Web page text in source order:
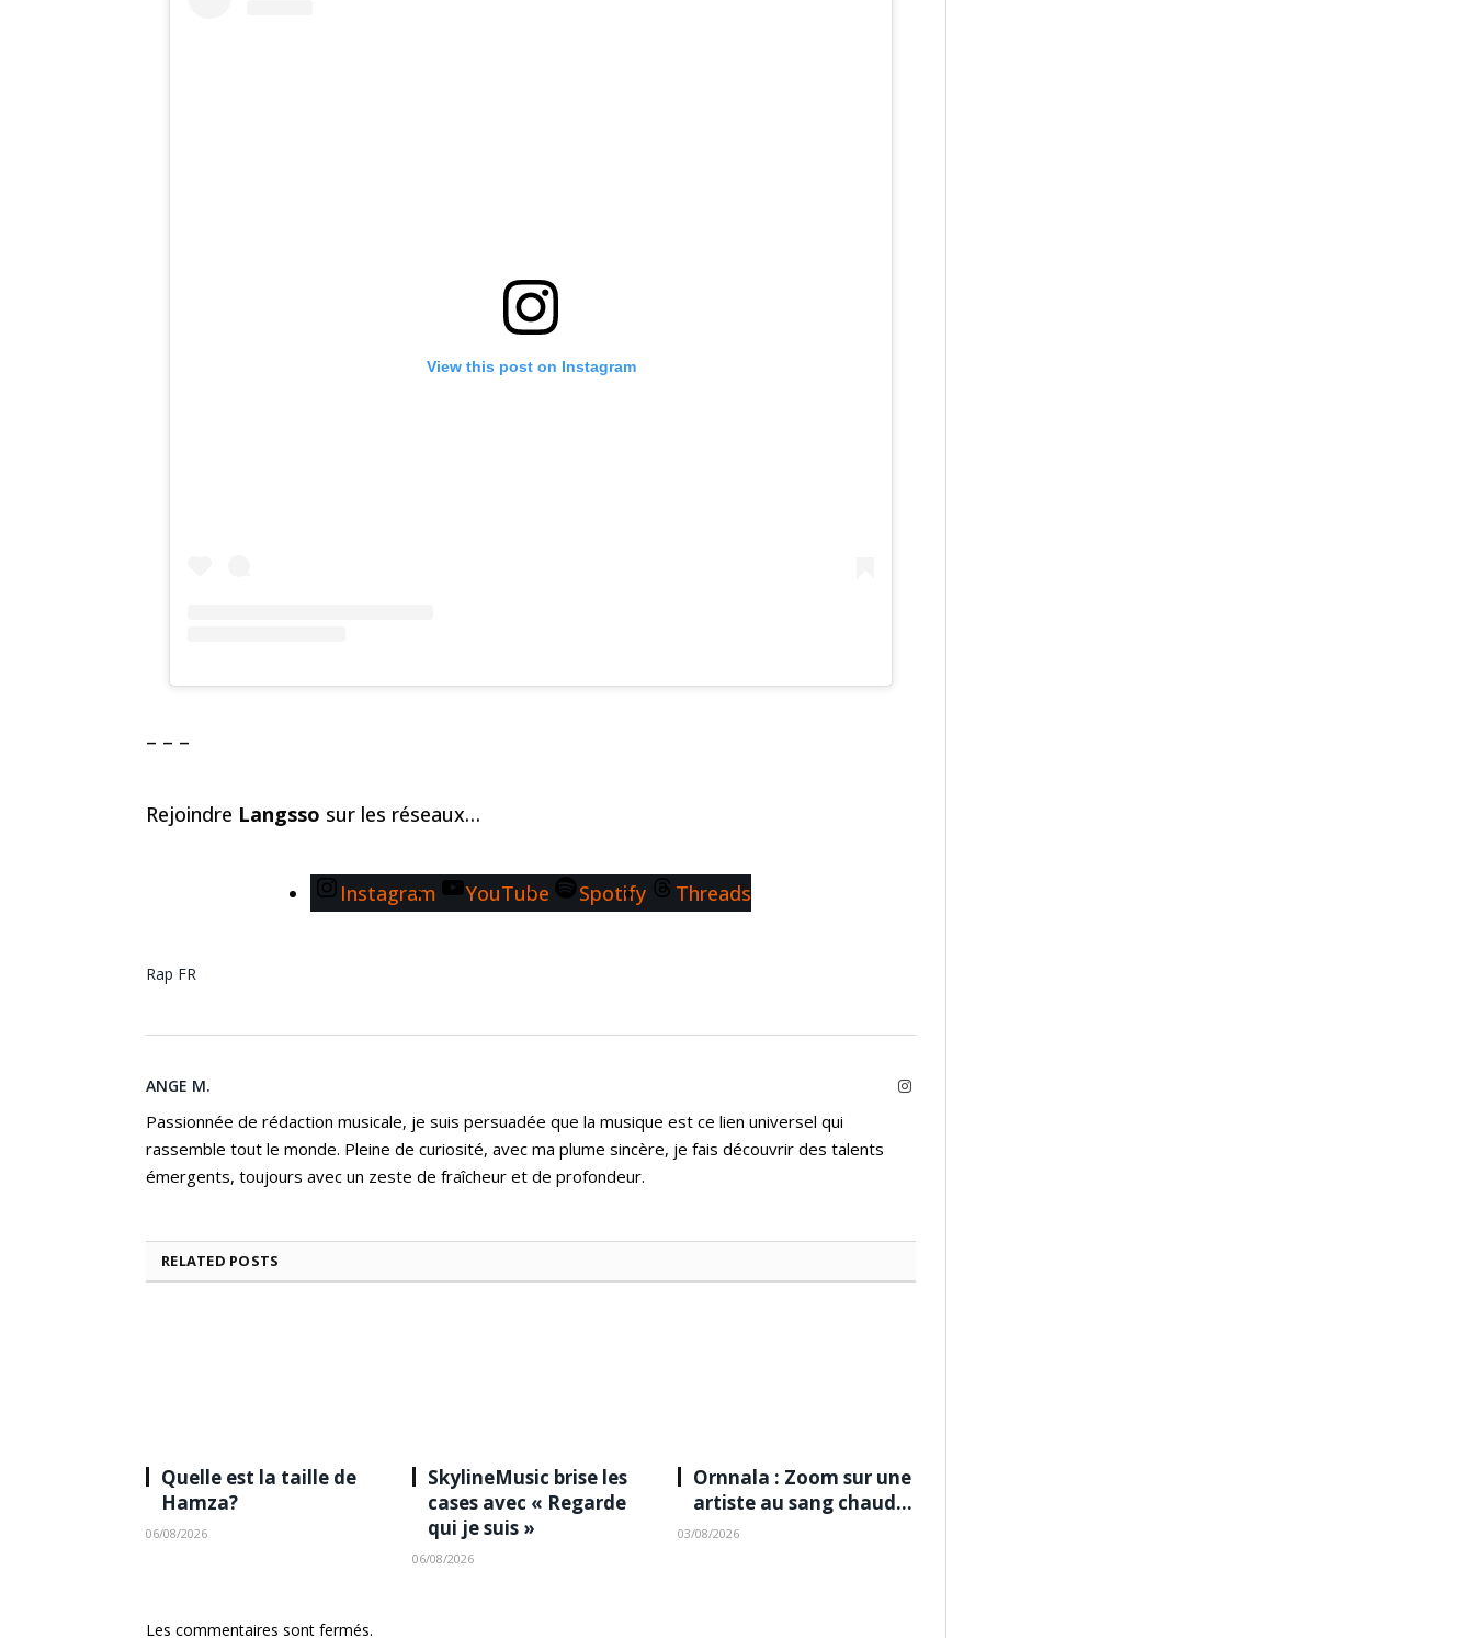
View this post on Instagram
– – –
Rejoindre Langsso sur les réseaux…
Instagram YouTube Spotify Threads
Rap FR
ANGE M. Instagram
Passionnée de rédaction musicale, je suis persuadée que la musique est ce lien universel qui
rassemble tout le monde. Pleine de curiosité, avec ma plume sincère, je fais découvrir des talents
émergents, toujours avec un zeste de fraîcheur et de profondeur.
RELATED POSTS
Quelle est la taille de
Hamza?
06/08/2026
SkylineMusic brise les
cases avec « Regarde
qui je suis »
06/08/2026
Ornnala : Zoom sur une
artiste au sang chaud…
03/08/2026
Les commentaires sont fermés.